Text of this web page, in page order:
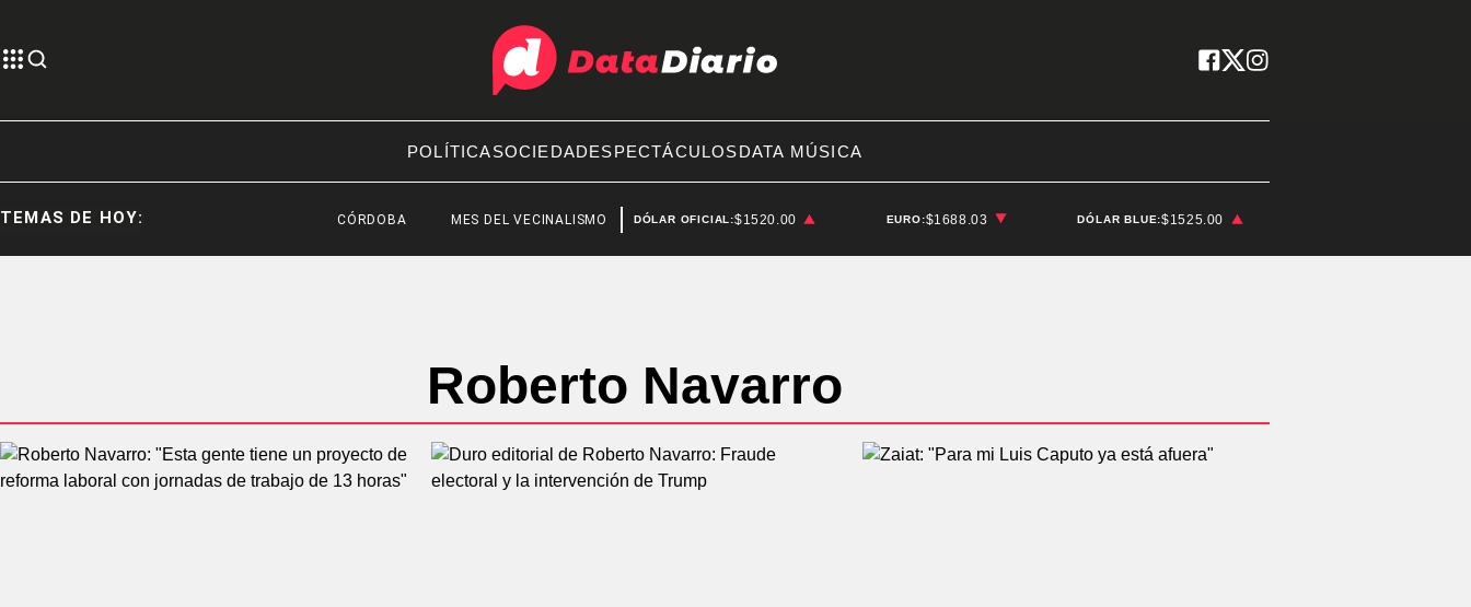
POLÍTICASOCIEDADESPECTÁCULOSDATA MÚSICA
TEMAS DE HOY: CÓRDOBA MES DEL VECINALISMO SAN CRISTÓBAL
DÓLAR OFICIAL:$1520.00 EURO:$1688.03 DÓLAR BLUE:$1525.00
Roberto Navarro